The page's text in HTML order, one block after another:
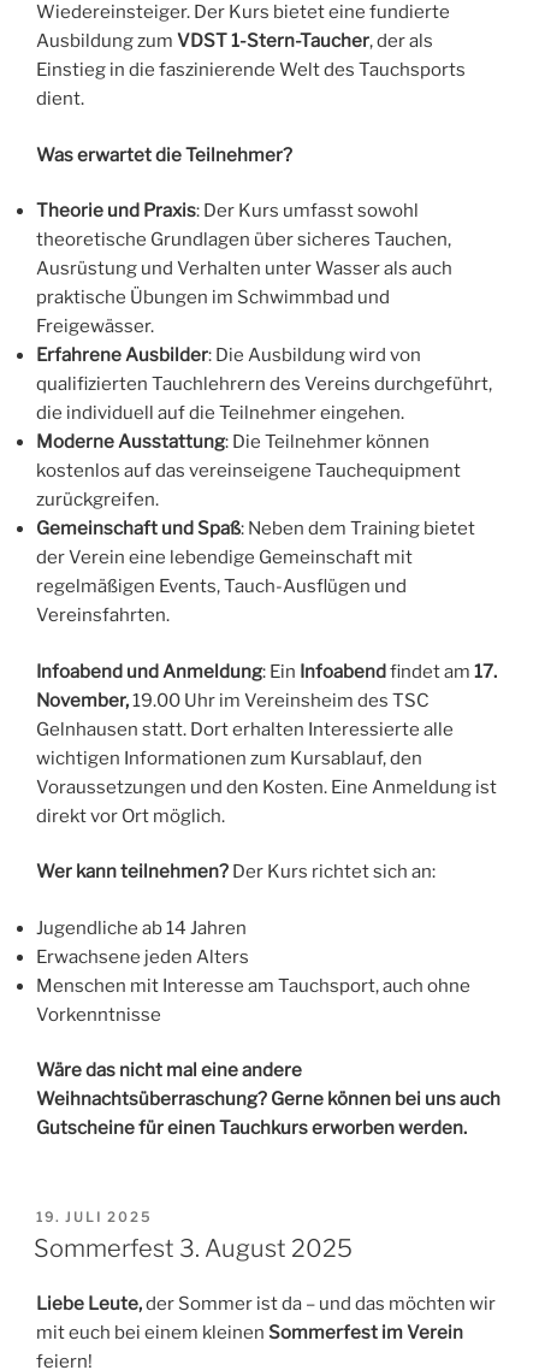
Wiedereinsteiger. Der Kurs bietet eine fundierte
Ausbildung zum VDST 1-Stern-Taucher, der als
Einstieg in die faszinierende Welt des Tauchsports
dient.
Was erwartet die Teilnehmer?
Theorie und Praxis: Der Kurs umfasst sowohl
theoretische Grundlagen über sicheres Tauchen,
Ausrüstung und Verhalten unter Wasser als auch
praktische Übungen im Schwimmbad und
Freigewässer.
Erfahrene Ausbilder: Die Ausbildung wird von
qualifizierten Tauchlehrern des Vereins durchgeführt,
die individuell auf die Teilnehmer eingehen.
Moderne Ausstattung: Die Teilnehmer können
kostenlos auf das vereinseigene Tauchequipment
zurückgreifen.
Gemeinschaft und Spaß: Neben dem Training bietet
der Verein eine lebendige Gemeinschaft mit
regelmäßigen Events, Tauch-Ausflügen und
Vereinsfahrten.
Infoabend und Anmeldung: Ein Infoabendfindet am 17.
November,19.00 Uhr im Vereinsheim des TSC
Gelnhausen statt. Dort erhalten Interessierte alle
wichtigen Informationen zum Kursablauf, den
Voraussetzungen und den Kosten. Eine Anmeldung ist
direkt vor Ort möglich.
Wer kann teilnehmen? Der Kurs richtet sich an:
Jugendliche ab 14 Jahren
Erwachsene jeden Alters
Menschen mit Interesse am Tauchsport, auch ohne
Vorkenntnisse
Wäre das nicht mal eine andere
Weihnachtsüberraschung? Gerne können bei uns auch
Gutscheine für einen Tauchkurs erworben werden.
VERÖFFENTLICHT
AM
19. JULI 2025
Sommerfest 3. August 2025
Liebe Leute,der Sommer ist da – und das möchten wir
mit euch bei einem kleinen Sommerfest im Verein
feiern!